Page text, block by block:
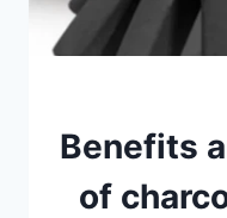
Benefits
of